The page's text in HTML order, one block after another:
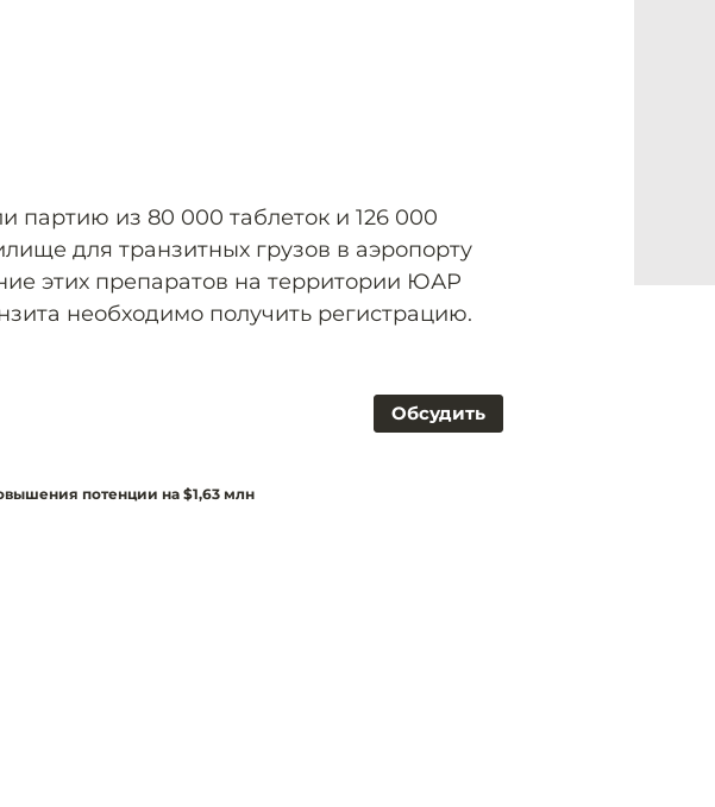
партию из 80 000 таблеток и 126 000
для транзитных грузов в аэропорту
этих препаратов на территории ЮАР
необходимо получить регистрацию.
Обсудить
потенции на $1,63 млн